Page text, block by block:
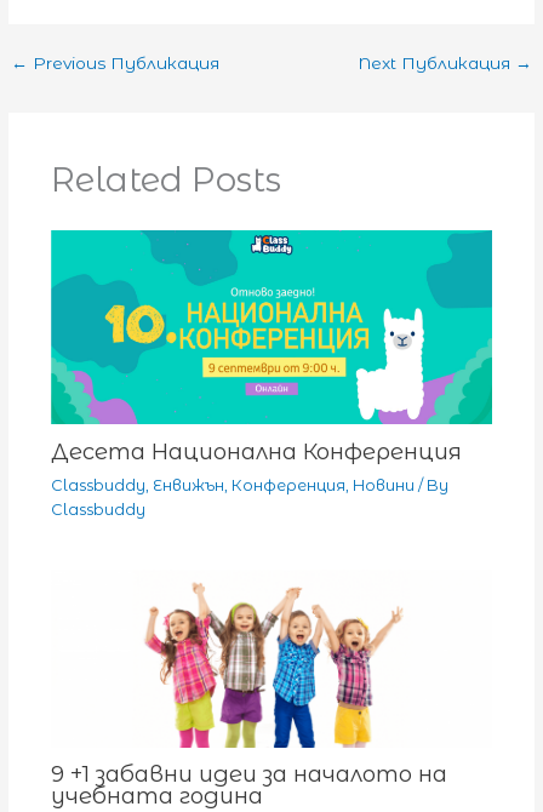
← Previous Публикация Next Публикация →
Related Posts
Десета Национална Конференция
Classbuddy, Енвижън, Конференция, Новини / By
Classbuddy
9 +1 забавни идеи за началото на
учебната година